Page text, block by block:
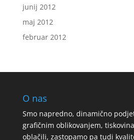
junij 2012
maj 2012
februar 2012
O nas
Smo napredno, dinamično
grafičnim oblikovanjem,
oblačili, zastopamo pa tudi